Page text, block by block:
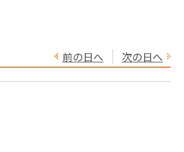
前の日へ 次の日へ